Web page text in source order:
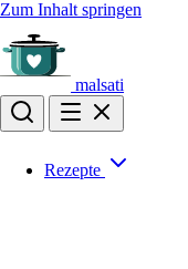
Zum Inhalt springen
malsati
Rezepte